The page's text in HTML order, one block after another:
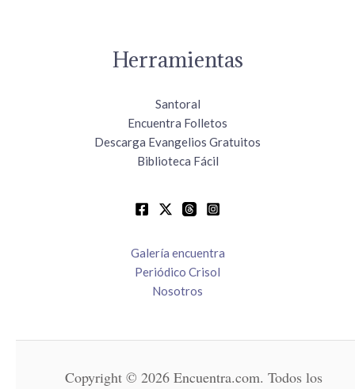
Herramientas
Santoral
Encuentra Folletos
Descarga Evangelios Gratuitos
Biblioteca Fácil
Galería encuentra
Periódico Crisol
Nosotros
Copyright © 2026 Encuentra.com. Todos los